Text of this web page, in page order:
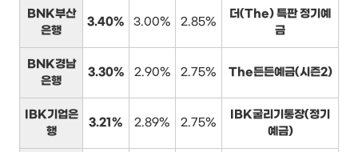
BNK부산
은행
3.40% 3.00% 2.85%
더(The) 특판 정기예
금
BNK경남
은행
3.30% 2.90% 2.75% The든든예금(시즌2)
IBK기업은
행
3.21% 2.89% 2.75%
IBK굴리기통장(정기
예금)